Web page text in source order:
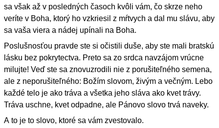
sa však až v posledných časoch kvôli vám, čo skrze neho
veríte v Boha, ktorý ho vzkriesil z mŕtvych a dal mu slávu, aby
sa vaša viera a nádej upínali na Boha.
Poslušnosťou pravde ste si očistili duše, aby ste mali bratskú
lásku bez pokrytectva. Preto sa zo srdca navzájom vrúcne
milujte! Veď ste sa znovuzrodili nie z porušiteľného semena,
ale z neporušiteľného: Božím slovom, živým a večným. Lebo
každé telo je ako tráva a všetka jeho sláva ako kvet trávy.
Tráva uschne, kvet odpadne, ale Pánovo slovo trvá naveky.
A to je to slovo, ktoré sa vám zvestovalo.